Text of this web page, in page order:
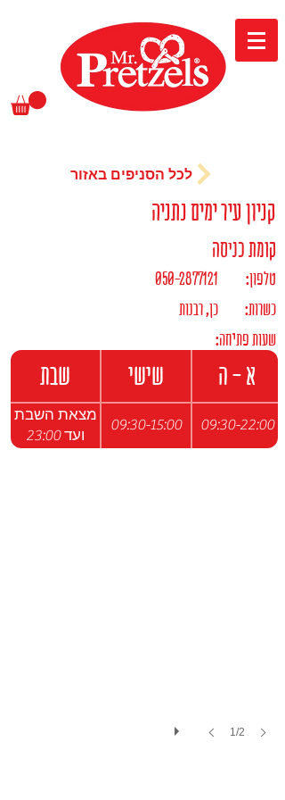
לכל הסניפים באזור
קניון עיר ימים נתניה
קומת כניסה
050-2877121
:טלפון
:כשרות
כן, רבנות
:שעות פתיחה
שבת שישי א - ה
מצאת השבת
ועד 23:00
09:30-15:00 09:30-22:00
1/2